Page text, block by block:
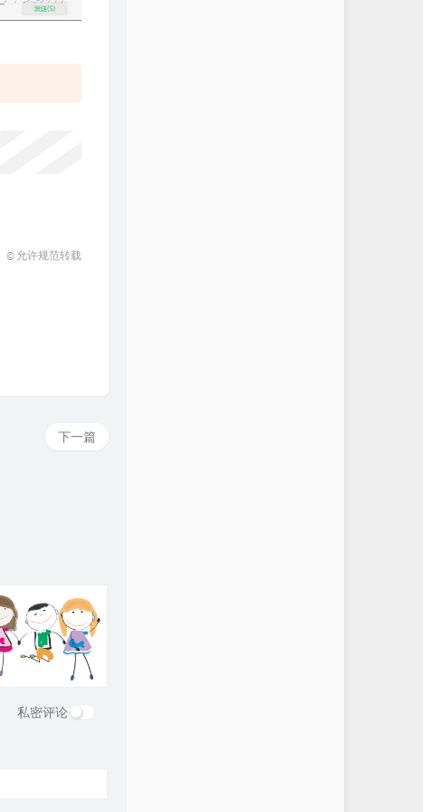
© 允许规范转载
下一篇
私密评论